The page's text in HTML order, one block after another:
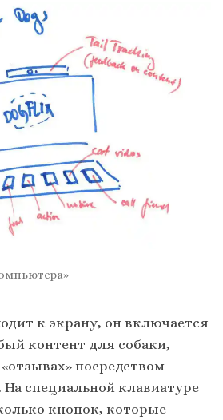
к экрану, он включается
контент для собаки,
посредством
специальной клавиатуре
кнопок, которые